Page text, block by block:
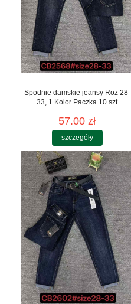
Spodnie damskie jeansy Roz 28-
33, 1 Kolor Paczka 10 szt
57.00 zł
szczegóły